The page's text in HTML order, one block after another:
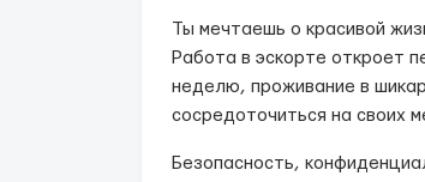
Ты мечтаешь о красивой
Работа в эскорте откроет
неделю, проживание в
сосредоточиться на своих
Безопасность,